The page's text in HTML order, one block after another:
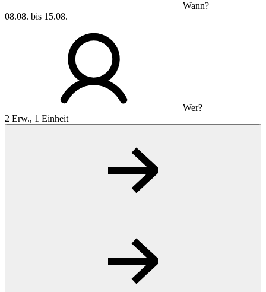
Wann?
08.08. bis 15.08.
Wer?
2 Erw., 1 Einheit